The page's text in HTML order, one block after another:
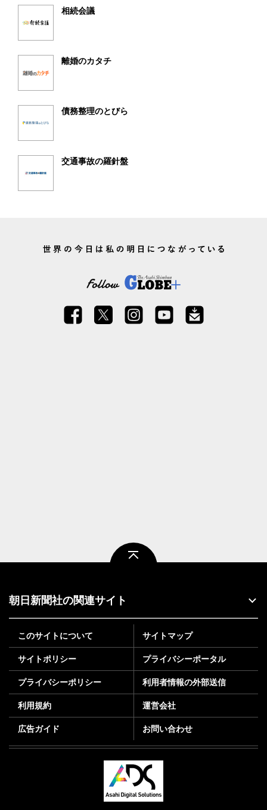
相続会議
離婚のカタチ
債務整理のとびら
交通事故の羅針盤
朝日新聞社の関連サイト
このサイトについて サイトマップ
サイトポリシー プライバシーポータル
プライバシーポリシー 利用者情報の外部送信
利用規約 運営会社
広告ガイド お問い合わせ